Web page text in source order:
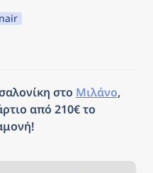
στο Μιλάνο
από 210€ το